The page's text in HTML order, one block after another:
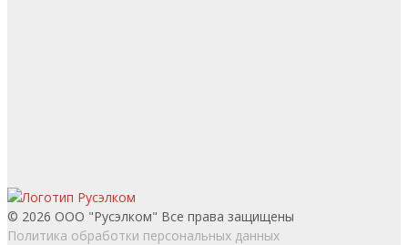
© 2026 ООО "Русэлком" Все права защищены
Политика обработки персональных данных